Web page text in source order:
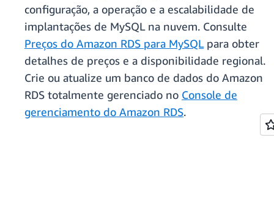
configuração, a operação e a escalabilidade de
implantações de MySQL na nuvem. Consulte
Preços do Amazon RDS para MySQLpara obter
detalhes de preços e a disponibilidade regional.
Crie ou atualize um banco de dados do Amazon
RDS totalmente gerenciado no Console de
gerenciamento do Amazon RDS.